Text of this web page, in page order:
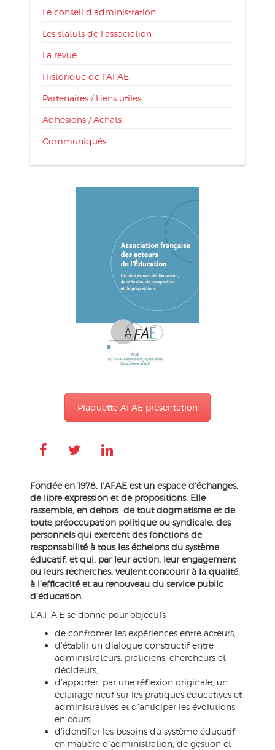
Le conseil d’administration
Les statuts de l’association
La revue
Historique de l’AFAE
Partenaires / Liens utiles
Adhésions / Achats
Communiqués
Plaquette AFAE présentation
Fondée en 1978, l’AFAE est un espace d’échanges,
de libre expression et de propositions. Elle
rassemble, en dehors de tout dogmatisme et de
toute préoccupation politique ou syndicale, des
personnels qui exercent des fonctions de
responsabilité à tous les échelons du système
éducatif, et qui, par leur action, leur engagement
ou leurs recherches, veulent concourir à la qualité,
à l’efficacité et au renouveau du service public
d’éducation.
L’A.F.A.E se donne pour objectifs :
de confronter les expériences entre acteurs,
d’établir un dialogue constructif entre
administrateurs, praticiens, chercheurs et
décideurs,
d’apporter, par une réflexion originale, un
éclairage neuf sur les pratiques éducatives et
administratives et d’anticiper les évolutions
en cours,
d’identifier les besoins du système éducatif
en matière d’administration, de gestion et